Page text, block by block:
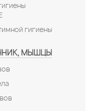
гигиены
МЫШЦЫ